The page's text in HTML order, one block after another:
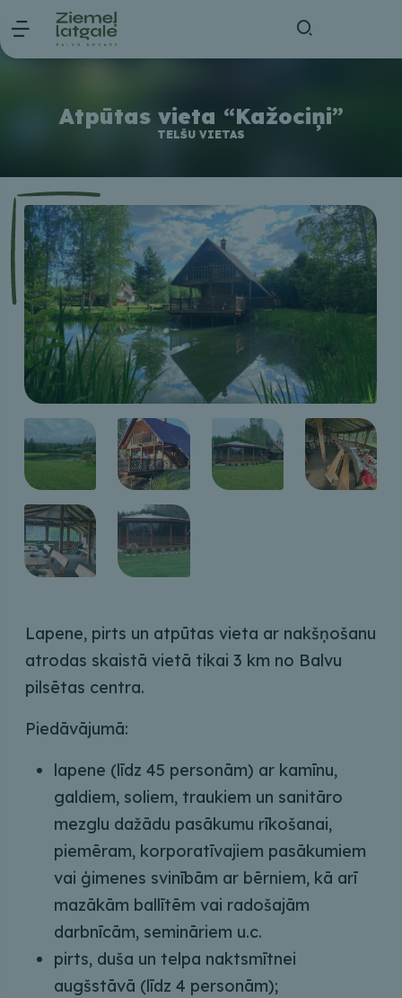
Atpūtas vieta “Kažociņi”
TELŠU VIETAS
Lapene, pirts un atpūtas vieta ar nakšņošanu
atrodas skaistā vietā tikai 3 km no Balvu
pilsētas centra.
Piedāvājumā:
lapene (līdz 45 personām) ar kamīnu,
galdiem, soliem, traukiem un sanitāro
mezglu dažādu pasākumu rīkošanai,
piemēram, korporatīvajiem pasākumiem
vai ģimenes svinībām ar bērniem, kā arī
mazākām ballītēm vai radošajām
darbnīcām, semināriem u.c.
pirts, duša un telpa naktsmītnei
augšstāvā (līdz 4 personām);